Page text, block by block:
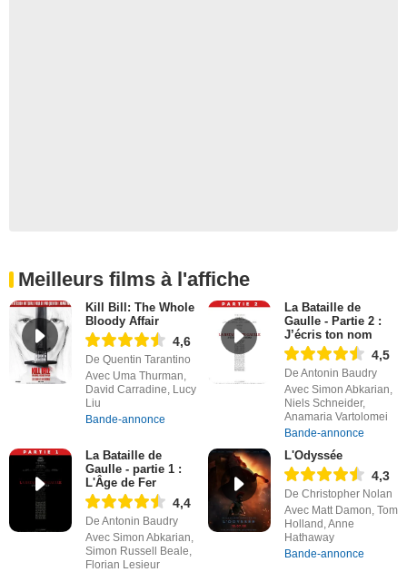
Meilleurs films à l'affiche
Kill Bill: The Whole
Bloody Affair
4,6
De Quentin Tarantino
Avec Uma Thurman,
David Carradine, Lucy
Liu
Bande-annonce
La Bataille de
Gaulle - Partie 2 :
J’écris ton nom
4,5
De Antonin Baudry
Avec Simon Abkarian,
Niels Schneider,
Anamaria Vartolomei
Bande-annonce
La Bataille de
Gaulle - partie 1 :
L'Âge de Fer
4,4
De Antonin Baudry
Avec Simon Abkarian,
Simon Russell Beale,
Florian Lesieur
L'Odyssée
4,3
De Christopher Nolan
Avec Matt Damon, Tom
Holland, Anne
Hathaway
Bande-annonce